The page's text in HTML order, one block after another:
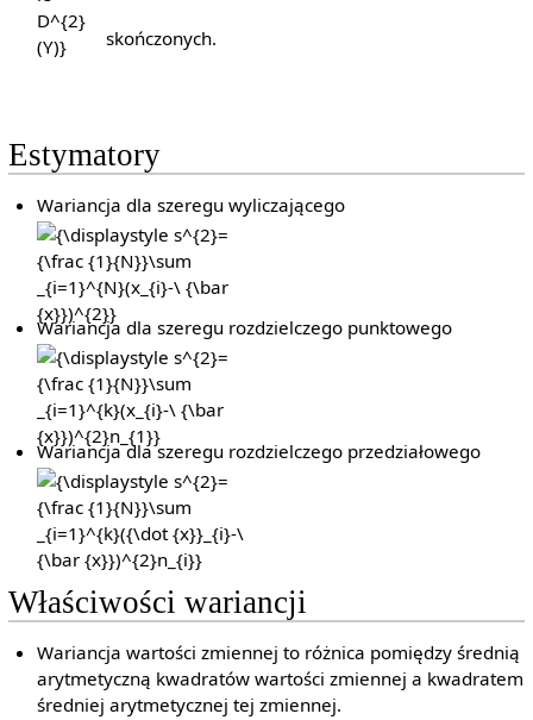
skończonych.
Estymatory
Wariancja dla szeregu wyliczającego
{\displaystyle
s^{2}={\frac
{1}{N}}\sum
_{i=1}^{N}
(x_{i}-\ {\bar
{x}})^{2}}
Wariancja dla szeregu rozdzielczego punktowego
{\displaystyle
s^{2}={\frac
{1}{N}}\sum
_{i=1}^{k}
(x_{i}-\ {\bar
{x}})^{2}n_{1}}
Wariancja dla szeregu rozdzielczego przedziałowego
{\displaystyle
s^{2}={\frac
{1}{N}}\sum
_{i=1}^{k}
({\dot {x}}_{i}-
\ {\bar
Właściwości wariancji
Wariancja wartości zmiennej to różnica pomiędzy średnią
arytmetyczną kwadratów wartości zmiennej a kwadratem
średniej arytmetycznej tej zmiennej.